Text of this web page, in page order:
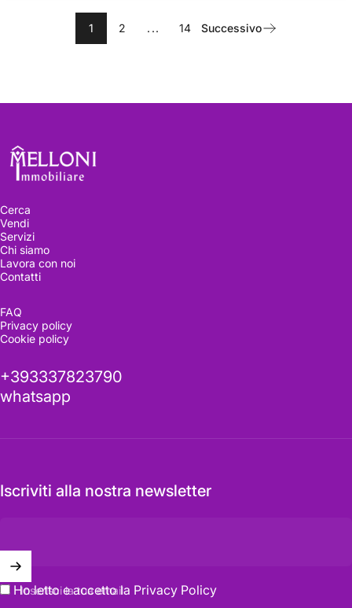
1 2 ... 14 Successivo
Melloni immobiliare
Cerca
Vendi
Servizi
Chi siamo
Lavora con noi
Contatti
FAQ
Privacy policy
Cookie policy
+393337823790
whatsapp
Iscriviti alla nostra newsletter
Inserisci la tua email
Ho letto e accetto la Privacy Policy